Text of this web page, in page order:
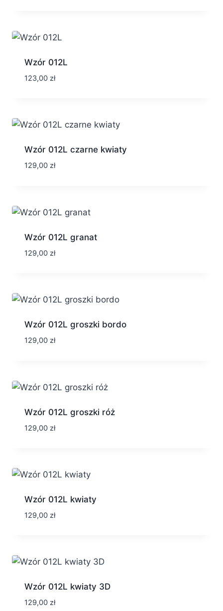
Wzór 012L
123,00 zł
Wzór 012L czarne kwiaty
129,00 zł
Wzór 012L granat
129,00 zł
Wzór 012L groszki bordo
129,00 zł
Wzór 012L groszki róż
129,00 zł
Wzór 012L kwiaty
129,00 zł
Wzór 012L kwiaty 3D
129,00 zł